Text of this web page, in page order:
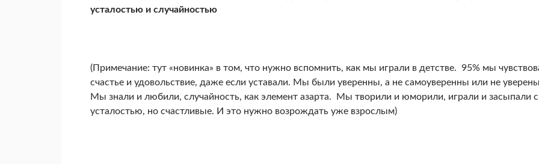
усталостью и случайностью
(Примечание: тут «новинка» в том, что нужно вспомнить, как мы играли в детстве. 95% мы
счастье и удовольствие, даже если уставали. Мы были уверенны, а не самоуверенны или не
Мы знали и любили, случайность, как элемент азарта. Мы творили и юморили, играли и засыпали с
усталостью, но счастливые. И это нужно возрождать уже взрослым)